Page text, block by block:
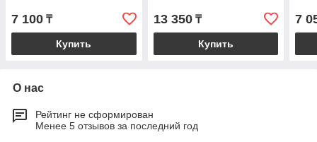
7 100 ₸
Купить
13 350₸
Купить
7
О нас
Рейтинг не сформирован
Менее 5 отзывов за последний год